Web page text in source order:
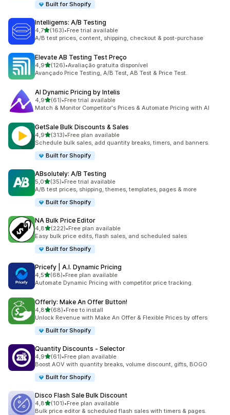
Built for Shopify
Intelligems: A/B Testing
4,7de 5 estrelas
(163)
163 total de avaliações
•Free trial available
A/B test prices, content, shipping, checkout & post-purchase
Elevate AB Testing Test Preço
4,9de 5 estrelas
(126)
126 total de avaliações
•Avaliação gratuita disponível
Avançado Price Testing, A/B Test, AB Test & Price Test.
AI Dynamic Pricing by Intelis
4,9de 5 estrelas
(61)
61 total de avaliações
•Free trial available
Match & Monitor Competitor's Prices & Automate Pricing with AI
GetSale Bulk Discounts & Sales
4,9de 5 estrelas
(313)
313 total de avaliações
•Free plan available
Schedule bulk sales, add quantity breaks, timers, and banners.
Built for Shopify
ABsolutely: A/B Testing
5,0de 5 estrelas
(35)
35 total de avaliações
•Free trial available
A/B test prices, shipping, themes, templates, pages & more
Built for Shopify
NA Bulk Price Editor
4,8de 5 estrelas
(222)
222 total de avaliações
•Free plan available
Easy bulk price edits, flash sales, and scheduled sales
Built for Shopify
Pricefy | A.I. Dynamic Pricing
4,5de 5 estrelas
(68)
68 total de avaliações
•Free plan available
Automate Dynamic Pricing with competitor price tracking.
Offerly: Make An Offer Button!
4,8de 5 estrelas
(68)
68 total de avaliações
•Free to install
Unlock Revenue with Make An Offer & Flexible Prices by offers
Built for Shopify
Quantity Discounts ‑ Selector
4,9de 5 estrelas
(61)
61 total de avaliações
•Free plan available
Boost AOV with quantity breaks, volume discount, gifts, BOGO
Built for Shopify
Disco Flash Sale Bulk Discount
4,8de 5 estrelas
(101)
101 total de avaliações
•Free plan available
Bulk price editor & scheduled flash sales with timers & pages.